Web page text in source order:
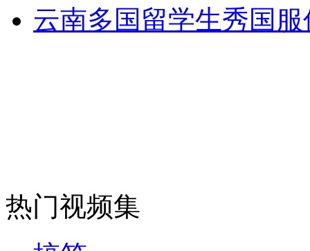
无痛分娩是否安全 医生回应
云南多国留学生秀国
热门视频集